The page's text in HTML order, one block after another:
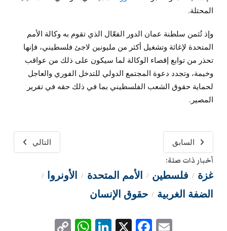
المحتلة.
وإذ تُثمن سلطنة عمان الدور الفعّال الذي تقوم به وكالة الأمم
المتحدة لإغاثة وتشغيل أكثر من مليونين لاجئ فلسطيني، فإنها
تحذر من توابع إقصاء الوكالة لما سيكون على ذلك من عواقب
وخيمة، وتجدد دعوة المجتمع الدولي للتدخل الفوري والعاجل
لحماية حقوق الشعب الفلسطيني بما في ذلك حقه في تقرير
المصير.
السابق التالي
أخبار ذات صلة:
غزة / فلسطين / الأمم المتحدة / الأونروا /
الضفة الغربية / حقوق الإنسان
Email
Facebook
X
LinkedIn
WhatsApp
Copy